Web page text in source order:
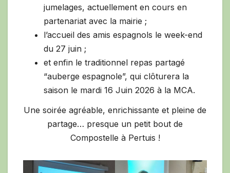
jumelages, actuellement en cours en
partenariat avec la mairie ;
l’accueil des amis espagnols le week-end
du 27 juin ;
et enfin le traditionnel repas partagé
“auberge espagnole”, qui clôturera la
saison le mardi 16 Juin 2026 à la MCA.
Une soirée agréable, enrichissante et pleine de
partage… presque un petit bout de
Compostelle à Pertuis !